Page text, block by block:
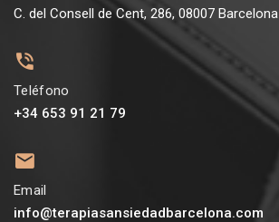
C. del Consell de Cent, 286, 08007 Barcelona
Teléfono
+34 653 91 21 79
Email
info@terapiasansiedadbarcelona.com